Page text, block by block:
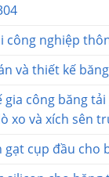
công nghiệp
và thiết kế
công băng tải
xo và xích sên
gạt cụp đầu cho